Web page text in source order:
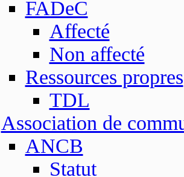
FADeC
Affecté
Non affecté
Ressources propres
TDL
Association de
ANCB
Statut